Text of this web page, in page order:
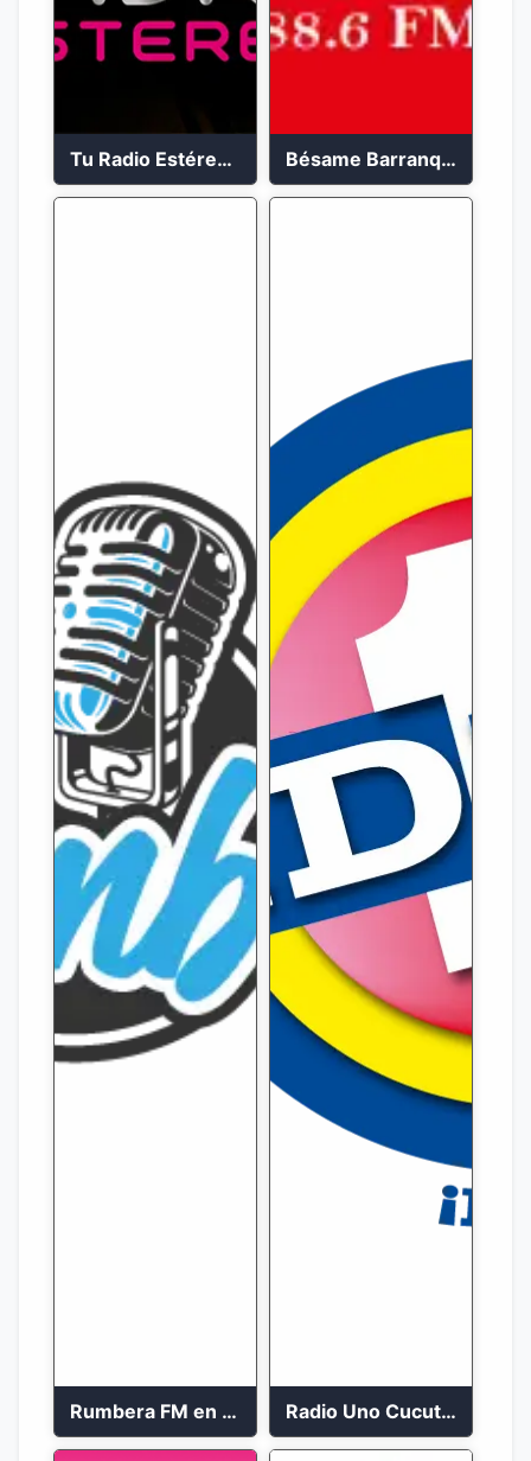
Tu Radio Estéreo 24/7 Bésame Barranquilla en vivo 88.6 FM
Rumbera FM en vivo 24/7 Radio Uno Cucuta 91.7 FM